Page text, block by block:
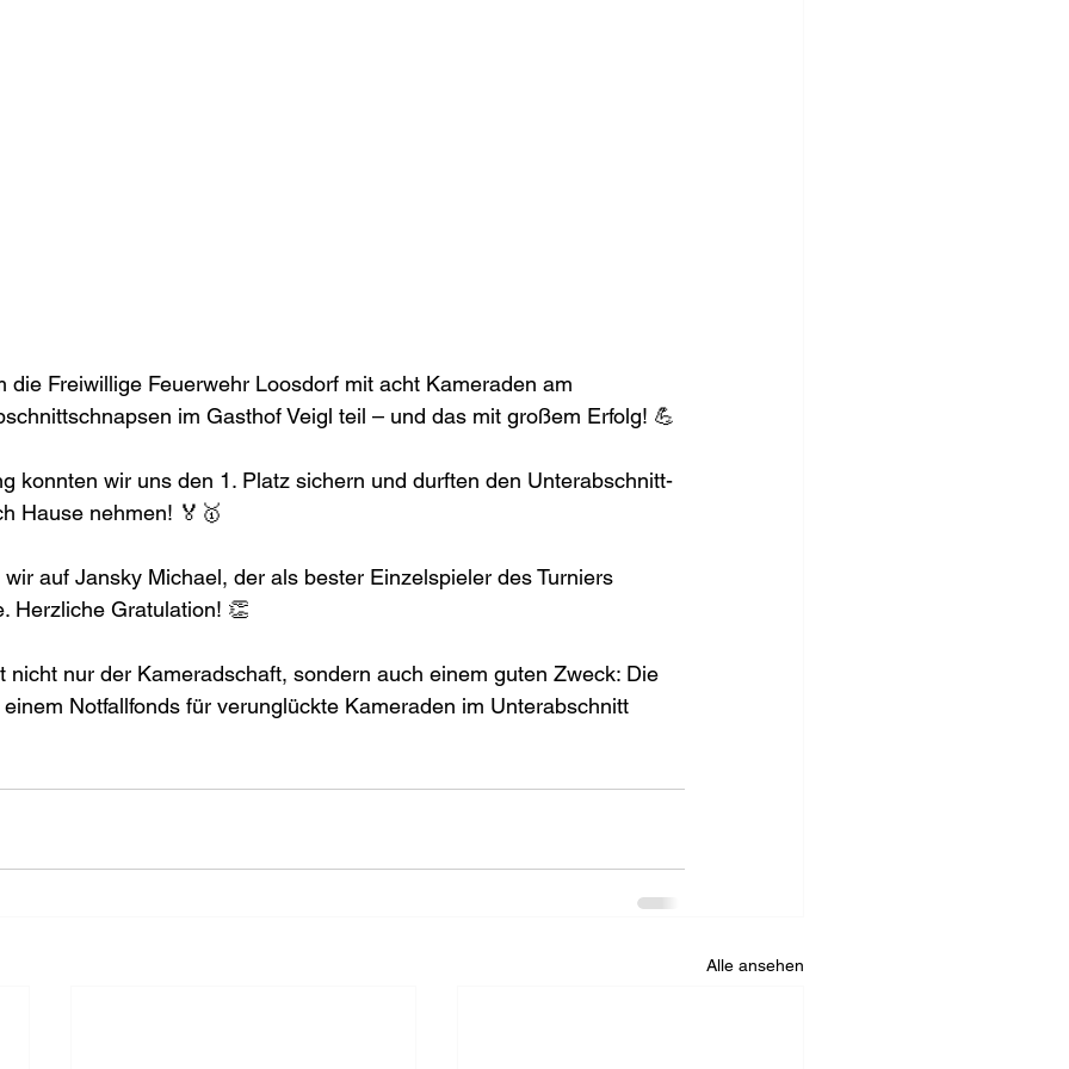
die Freiwillige Feuerwehr Loosdorf mit acht Kameraden am
im Gasthof Veigl teil – und das mit großem Erfolg! 💪
konnten wir uns den 1. Platz sichern und durften den Unterabschnitt-
Hause nehmen! 🏅🥇
auf Jansky Michael, der als bester Einzelspieler des Turniers
Herzliche Gratulation! 👏
nicht nur der Kameradschaft, sondern auch einem guten Zweck: Die
Notfallfonds für verunglückte Kameraden im Unterabschnitt
Alle ansehen